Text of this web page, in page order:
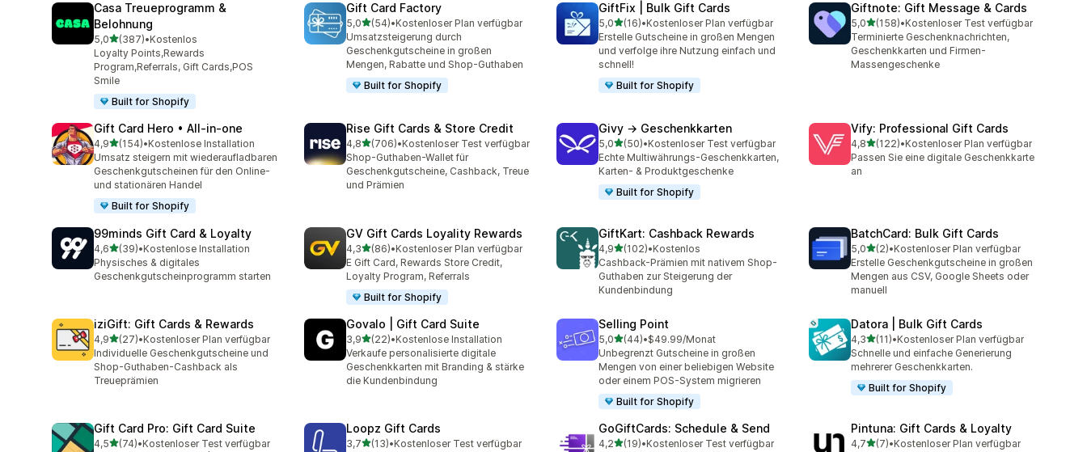
Casa Treueprogramm &
Belohnung
5,0von 5 Sternen
(387)
387 Rezensionen insgesamt
•Kostenlos
Loyalty Points,Rewards
Program,Referrals, Gift Cards,POS
Smile
Built for Shopify
Gift Card Factory
5,0von 5 Sternen
(54)
54 Rezensionen insgesamt
•Kostenloser Plan verfügbar
Umsatzsteigerung durch
Geschenkgutscheine in großen
Mengen, Rabatte und Shop-Guthaben
Built for Shopify
GiftFix | Bulk Gift Cards
5,0von 5 Sternen
(16)
16 Rezensionen insgesamt
•Kostenloser Plan verfügbar
Erstelle Gutscheine in großen Mengen
und verfolge ihre Nutzung einfach und
schnell!
Built for Shopify
Giftnote: Gift Message & Cards
5,0von 5 Sternen
(158)
158 Rezensionen insgesamt
•Kostenloser Test verfügbar
Terminierte Geschenknachrichten,
Geschenkkarten und Firmen-
Massengeschenke
Gift Card Hero • All‑in‑one
4,9von 5 Sternen
(154)
154 Rezensionen insgesamt
•Kostenlose Installation
Umsatz steigern mit wiederaufladbaren
Geschenkgutscheinen für den Online-
und stationären Handel
Built for Shopify
Rise Gift Cards & Store Credit
4,8von 5 Sternen
(706)
706 Rezensionen insgesamt
•Kostenloser Test verfügbar
Shop-Guthaben-Wallet für
Geschenkgutscheine, Cashback, Treue
und Prämien
Givy → Geschenkkarten
5,0von 5 Sternen
(50)
50 Rezensionen insgesamt
•Kostenloser Test verfügbar
Echte Multiwährungs-Geschenkkarten,
Karten- & Produktgeschenke
Built for Shopify
Vify: Professional Gift Cards
4,8von 5 Sternen
(122)
122 Rezensionen insgesamt
•Kostenloser Plan verfügbar
Passen Sie eine digitale Geschenkkarte
an
99minds Gift Card & Loyalty
4,6von 5 Sternen
(39)
39 Rezensionen insgesamt
•Kostenlose Installation
Physisches & digitales
Geschenkgutscheinprogramm starten
GV Gift Cards Loyality Rewards
4,3von 5 Sternen
(86)
86 Rezensionen insgesamt
•Kostenloser Plan verfügbar
E Gift Card, Rewards Store Credit,
Loyalty Program, Referrals
Built for Shopify
GiftKart: Cashback Rewards
4,9von 5 Sternen
(102)
102 Rezensionen insgesamt
•Kostenlos
Cashback-Prämien mit nativem Shop-
Guthaben zur Steigerung der
Kundenbindung
BatchCard: Bulk Gift Cards
5,0von 5 Sternen
(2)
2 Rezensionen insgesamt
•Kostenloser Plan verfügbar
Erstelle Geschenkgutscheine in großen
Mengen aus CSV, Google Sheets oder
manuell
iziGift: Gift Cards & Rewards
4,9von 5 Sternen
(27)
27 Rezensionen insgesamt
•Kostenloser Plan verfügbar
Individuelle Geschenkgutscheine und
Shop-Guthaben-Cashback als
Treueprämien
Govalo | Gift Card Suite
3,9von 5 Sternen
(22)
22 Rezensionen insgesamt
•Kostenlose Installation
Verkaufe personalisierte digitale
Geschenkkarten mit Branding & stärke
die Kundenbindung
Selling Point
5,0von 5 Sternen
(44)
44 Rezensionen insgesamt
•$49.99/Monat
Unbegrenzt Gutscheine in großen
Mengen von einer beliebigen Website
oder einem POS-System migrieren
Built for Shopify
Datora | Bulk Gift Cards
4,3von 5 Sternen
(11)
11 Rezensionen insgesamt
•Kostenloser Plan verfügbar
Schnelle und einfache Generierung
mehrerer Geschenkkarten.
Built for Shopify
Gift Card Pro: Gift Card Suite
4,5von 5 Sternen
(74)
74 Rezensionen insgesamt
•Kostenloser Test verfügbar
Loopz Gift Cards
3,7von 5 Sternen
(13)
13 Rezensionen insgesamt
•Kostenloser Test verfügbar
GoGiftCards: Schedule & Send
4,2von 5 Sternen
(19)
19 Rezensionen insgesamt
•Kostenloser Test verfügbar
Pintuna: Gift Cards & Loyalty
4,7von 5 Sternen
(7)
7 Rezensionen insgesamt
•Kostenloser Plan verfügbar